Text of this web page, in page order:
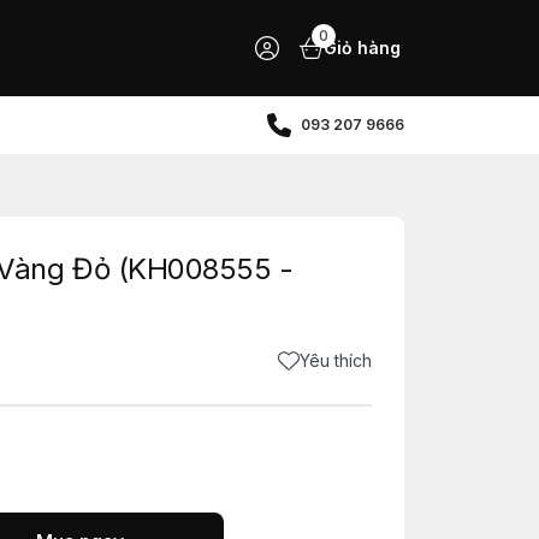
0
Giỏ hàng
093 207 9666
Đỏ (KH008555 -
Yêu thích